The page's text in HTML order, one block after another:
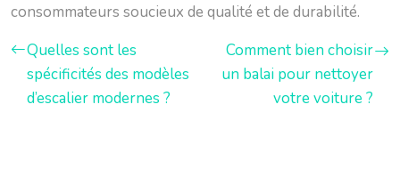
consommateurs soucieux de qualité et de durabilité.
Quelles sont les
spécificités des modèles
d’escalier modernes ?
Comment bien choisir
un balai pour nettoyer
votre voiture ?